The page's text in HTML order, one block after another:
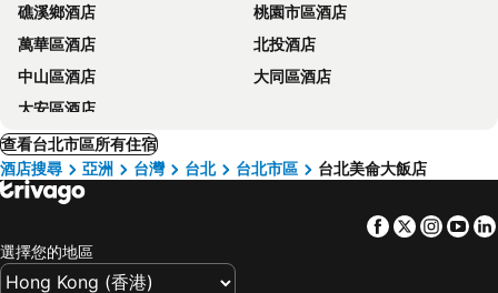
礁溪鄉酒店
桃園市區酒店
萬華區酒店
北投酒店
中山區酒店
大同區酒店
大安區酒店
查看台北市區所有住宿
酒店搜尋
亞洲 台灣 台北 台北市區 台北美侖大飯店
Facebook
Twitter
選擇您的地區